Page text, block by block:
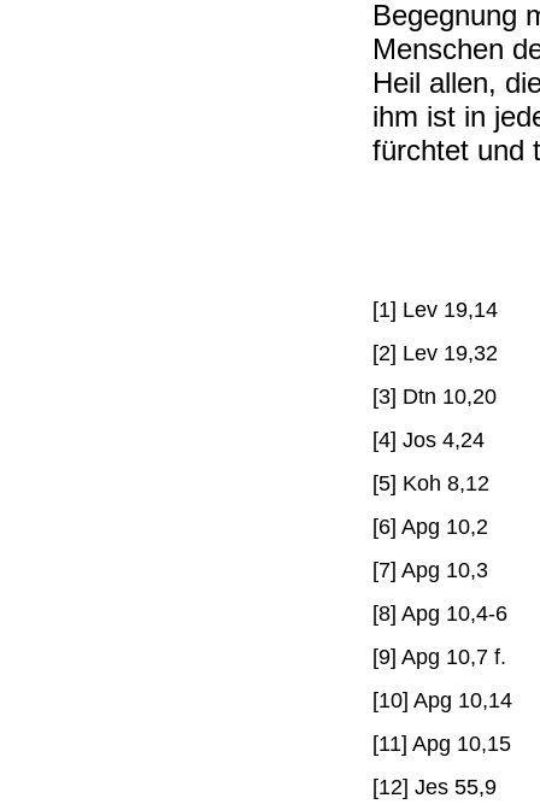
Begegnung
Menschen
Heil allen,
ihm ist in
fürchtet und
[1] Lev 19,14
[2] Lev 19,32
[3] Dtn 10,20
[4] Jos 4,24
[5] Koh 8,12
[6] Apg 10,2
[7] Apg 10,3
[8] Apg 10,4-6
[9] Apg 10,7 f.
[10] Apg 10,14
[11] Apg 10,15
[12] Jes 55,9